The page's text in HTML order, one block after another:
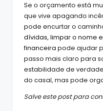
Se o orçamento está
que vive apagando
pode encurtar o
dívidas, limpar o nome
financeira pode ajudar
passo mais claro para
estabilidade de
do casal, mas pode
Salve este post para